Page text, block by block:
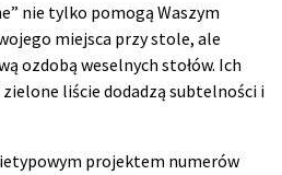
nie tylko pomogą Waszym
miejsca przy stole, ale
ozdobą weselnych stołów. Ich
liście dodadzą subtelności i
projektem numerów